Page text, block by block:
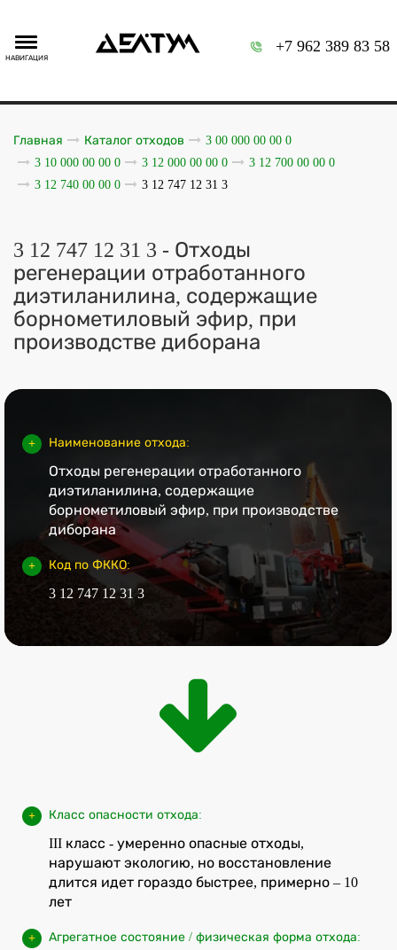
НАВИГАЦИЯ
+7 962 389 83 58
Главная Каталог отходов
3 00 000 00 00 0
3 10 000 00 00 0
3 12 000 00 00 0
3 12 700 00 00 0
3 12 740 00 00 0
3 12 747 12 31 3
3 12 747 12 31 3 - Отходы
регенерации отработанного
диэтиланилина, содержащие
борнометиловый эфир, при
производстве диборана
Наименование отхода:
Отходы регенерации отработанного
диэтиланилина, содержащие
борнометиловый эфир, при производстве
диборана
Код по ФККО:
3 12 747 12 31 3
Класс опасности отхода:
III класс - умеренно опасные отходы,
нарушают экологию, но восстановление
длится идет гораздо быстрее, примерно – 10
лет
Агрегатное состояние / физическая форма отхода: